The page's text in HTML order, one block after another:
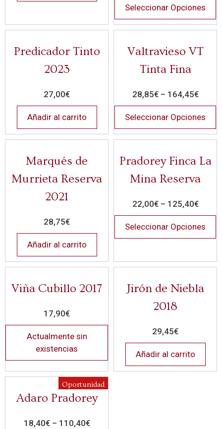
Seleccionar Opciones
Predicador Tinto
2023
27,00€
Añadir al carrito
Valtravieso VT
Tinta Fina
28,85€– 164,45€
Seleccionar Opciones
Marqués de
Murrieta Reserva
2021
28,75€
Añadir al carrito
Pradorey Finca La
Mina Reserva
22,00€– 125,40€
Seleccionar Opciones
Viña Cubillo 2017
17,90€
Actualmente sin
existencias
Jirón de Niebla
2018
29,45€
Añadir al carrito
Oportunidad
Adaro Pradorey
18,40€– 110,40€